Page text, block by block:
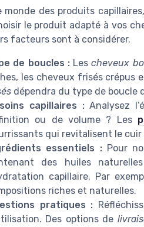
monde des produits
le produit adapté à vos
facteurs sont à considérer.
de boucles :Lescheveux
les cheveux frisés crépus
dépendra du type de boucle
capillaires :Analysez
ou de volume ? Les
qui revitalisent le cuir
essentiels :Pour
des huiles
capillaire. Par
riches et naturelles.
pratiques :
Des options de